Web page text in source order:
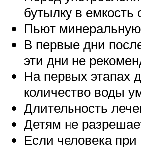
бутылку в емкость
Пьют
В первые дни
эти дни не
На первых этапах
количество воды
Длительность
Детям не
Если человека при